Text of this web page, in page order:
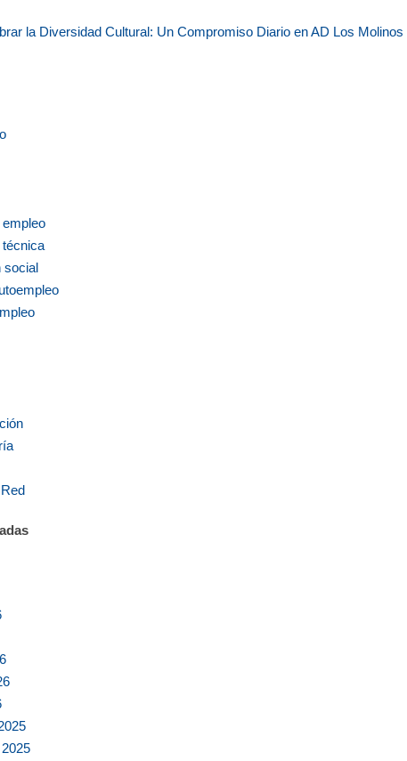
la Diversidad Cultural: Un Compromiso Diario en AD Los Molinos
social